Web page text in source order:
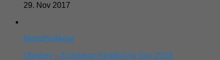
29. Nov 2017
Metal/NuMetal
Obituary – European Headlining Tour 2018